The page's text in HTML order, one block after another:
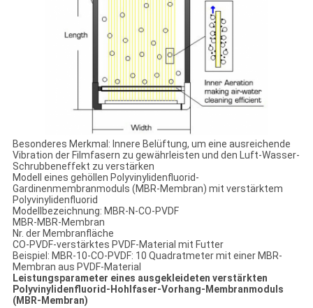
Besonderes Merkmal: Innere Belüftung, um eine ausreichende
Vibration der Filmfasern zu gewährleisten und den Luft-Wasser-
Schrubbeneffekt zu verstärken
Modell eines gehöllen Polyvinylidenfluorid-
Gardinenmembranmoduls (MBR-Membran) mit verstärktem
Polyvinylidenfluorid
Modellbezeichnung: MBR-N-CO-PVDF
MBR-MBR-Membran
Nr. der Membranfläche
CO-PVDF-verstärktes PVDF-Material mit Futter
Beispiel: MBR-10-CO-PVDF: 10 Quadratmeter mit einer MBR-
Membran aus PVDF-Material
Leistungsparameter eines ausgekleideten verstärkten
Polyvinylidenfluorid-Hohlfaser-Vorhang-Membranmoduls
(MBR-Membran)